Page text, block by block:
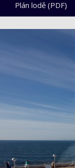
Plán lodě (PDF)